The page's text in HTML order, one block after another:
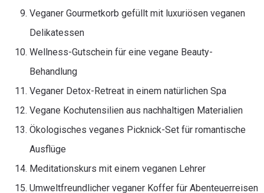
Veganer Gourmetkorb gefüllt mit luxuriösen veganen
Delikatessen
Wellness-Gutschein für eine vegane Beauty-
Behandlung
Veganer Detox-Retreat in einem natürlichen Spa
Vegane Kochutensilien aus nachhaltigen Materialien
Ökologisches veganes Picknick-Set für romantische
Ausflüge
Meditationskurs mit einem veganen Lehrer
Umweltfreundlicher veganer Koffer für Abenteuerreisen